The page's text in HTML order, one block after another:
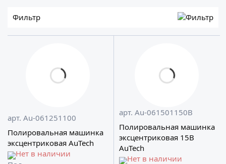
Фильтр
арт. Au-061251100
Полировальная машинка
эксцентриковая AuTech
Нет в наличии
арт. Au-061501150B
Полировальная машинка
эксцентриковая 15B
AuTech
Нет в наличии